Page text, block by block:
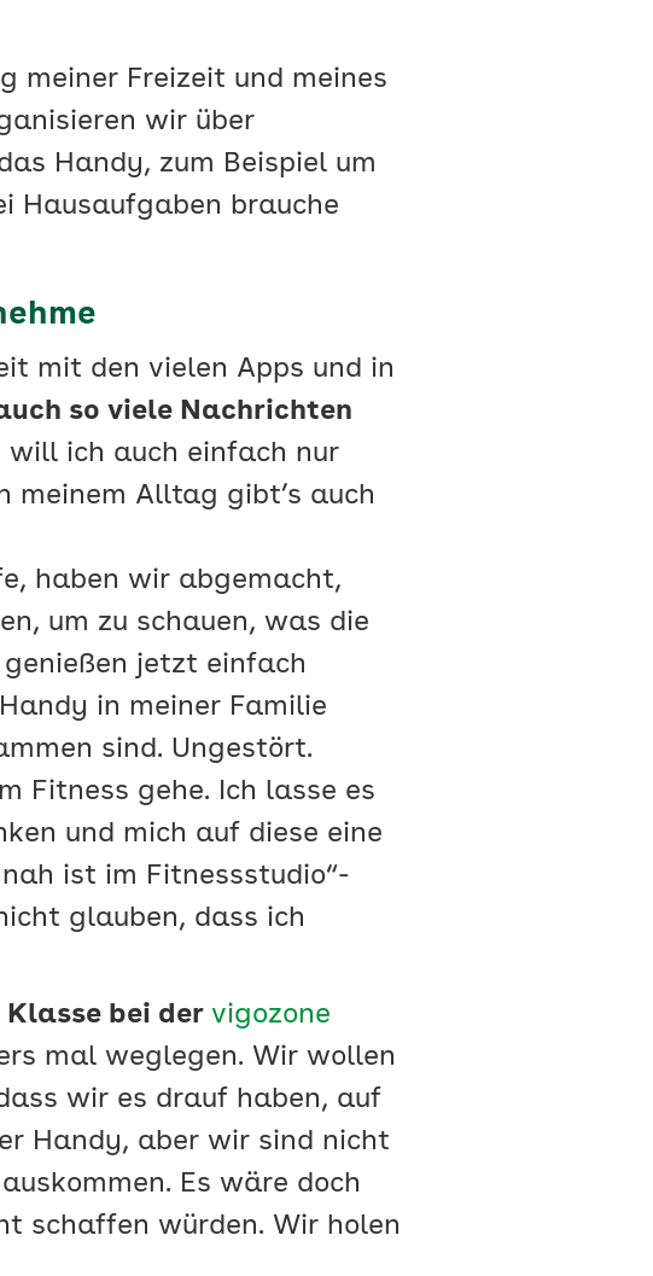
meiner Freizeit und meines
wir über
Handy, zum Beispiel um
Hausaufgaben brauche
mit den vielen Apps und in
so viele Nachrichten
will ich auch einfach nur
meinem Alltag gibt’s auch
haben wir abgemacht,
um zu schauen, was die
jetzt einfach
in meiner Familie
sind. Ungestört.
Fitness gehe. Ich lasse es
und mich auf diese eine
ist im Fitnessstudio“-
glauben, dass ich
bei der vigozone
mal weglegen. Wir wollen
wir es drauf haben, auf
Handy, aber wir sind nicht
Es wäre doch
schaffen würden. Wir holen